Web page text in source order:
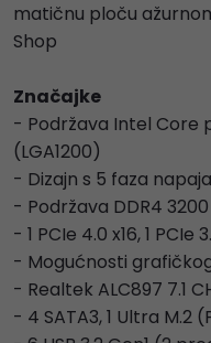
matičnu ploču
Shop
Značajke
- Podržava Intel Core
(LGA1200)
- Dizajn s 5 faza
- Podržava DDR4
- 1 PCIe 4.0 x16, 1 PCIe
- Mogućnosti
- Realtek ALC897 7.1
- 4 SATA3, 1 Ultra M.2